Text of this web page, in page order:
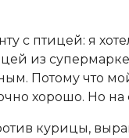
с птицей: я
из
Потому что
хорошо. Но
курицы,